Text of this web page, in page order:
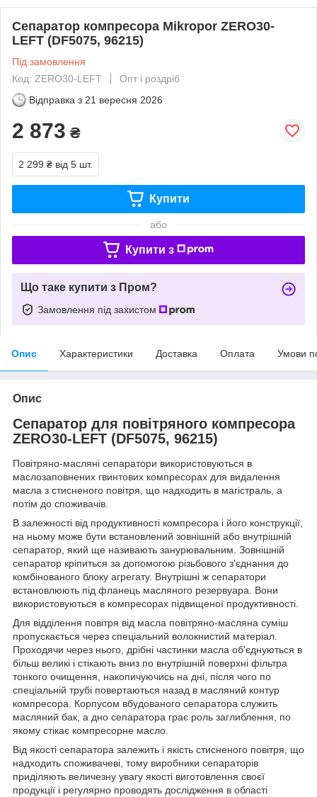
Сепаратор компресора Mikropor ZERO30-
LEFT (DF5075, 96215)
Під замовлення
Код: ZERO30-LEFT
Опт і роздріб
Відправка з 21 вересня 2026
2 873 ₴
2 299 ₴ від 5 шт.
Купити
або
Купити з
Що таке купити з Пром?
Замовлення під захистом
Опис Характеристики Доставка Оплата Умови
Опис
Сепаратор для повітряного компресора
ZERO30-LEFT (DF5075, 96215)
Повітряно-масляні сепаратори використовуються в
маслозаповнених гвинтових компресорах для видалення
масла з стисненого повітря, що надходить в магістраль, а
потім до споживачів.
В залежності від продуктивності компресора і його конструкції,
на ньому може бути встановлений зовнішній або внутрішній
сепаратор, який ще називають занурювальним. Зовнішній
сепаратор кріпиться за допомогою різьбового з'єднання до
комбінованого блоку агрегату. Внутрішні ж сепаратори
встановлюють під фланець масляного резервуара. Вони
використовуються в компресорах підвищеної продуктивності.
Для відділення повітря від масла повітряно-масляна суміш
пропускається через спеціальний волокнистий матеріал.
Проходячи через нього, дрібні частинки масла об'єднуються в
більш великі і стікають вниз по внутрішній поверхні фільтра
тонкого очищення, накопичуючись на дні, після чого по
спеціальній трубі повертаються назад в масляний контур
компресора. Корпусом вбудованого сепаратора служить
масляний бак, а дно сепаратора грає роль заглиблення, по
якому стікає компресорне масло.
Від якості сепаратора залежить і якість стисненого повітря, що
надходить споживачеві, тому виробники сепараторів
приділяють величезну увагу якості виготовлення своєї
продукції і регулярно проводять дослідження в області